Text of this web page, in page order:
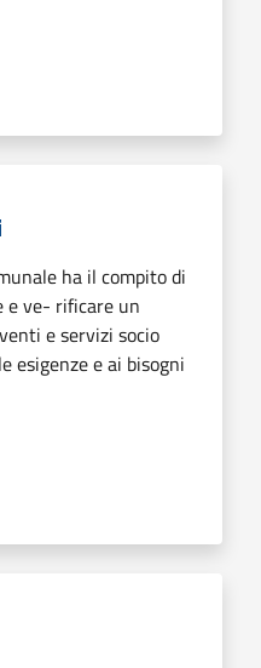
ha il compito di
e ve- rificare un
e servizi socio
esigenze e ai bisogni